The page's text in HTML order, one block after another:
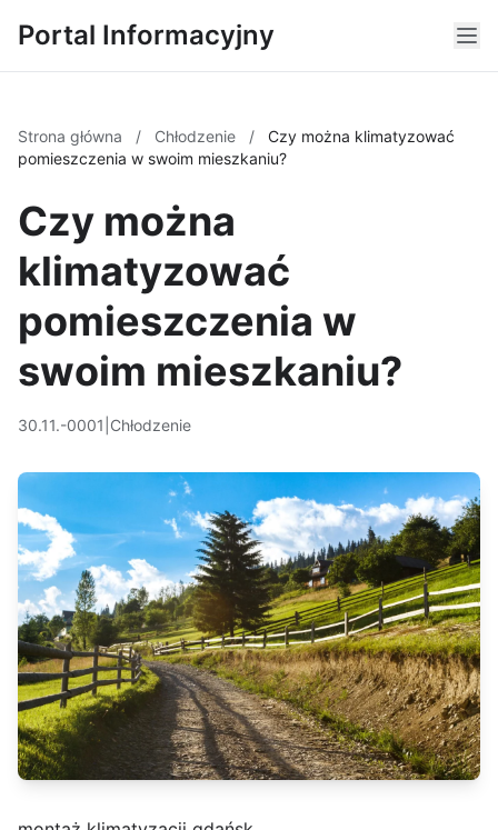
Portal Informacyjny
Strona główna / Chłodzenie /
Czy można klimatyzować
pomieszczenia w swoim mieszkaniu?
Czy można
klimatyzować
pomieszczenia w
swoim mieszkaniu?
30.11.-0001 Chłodzenie